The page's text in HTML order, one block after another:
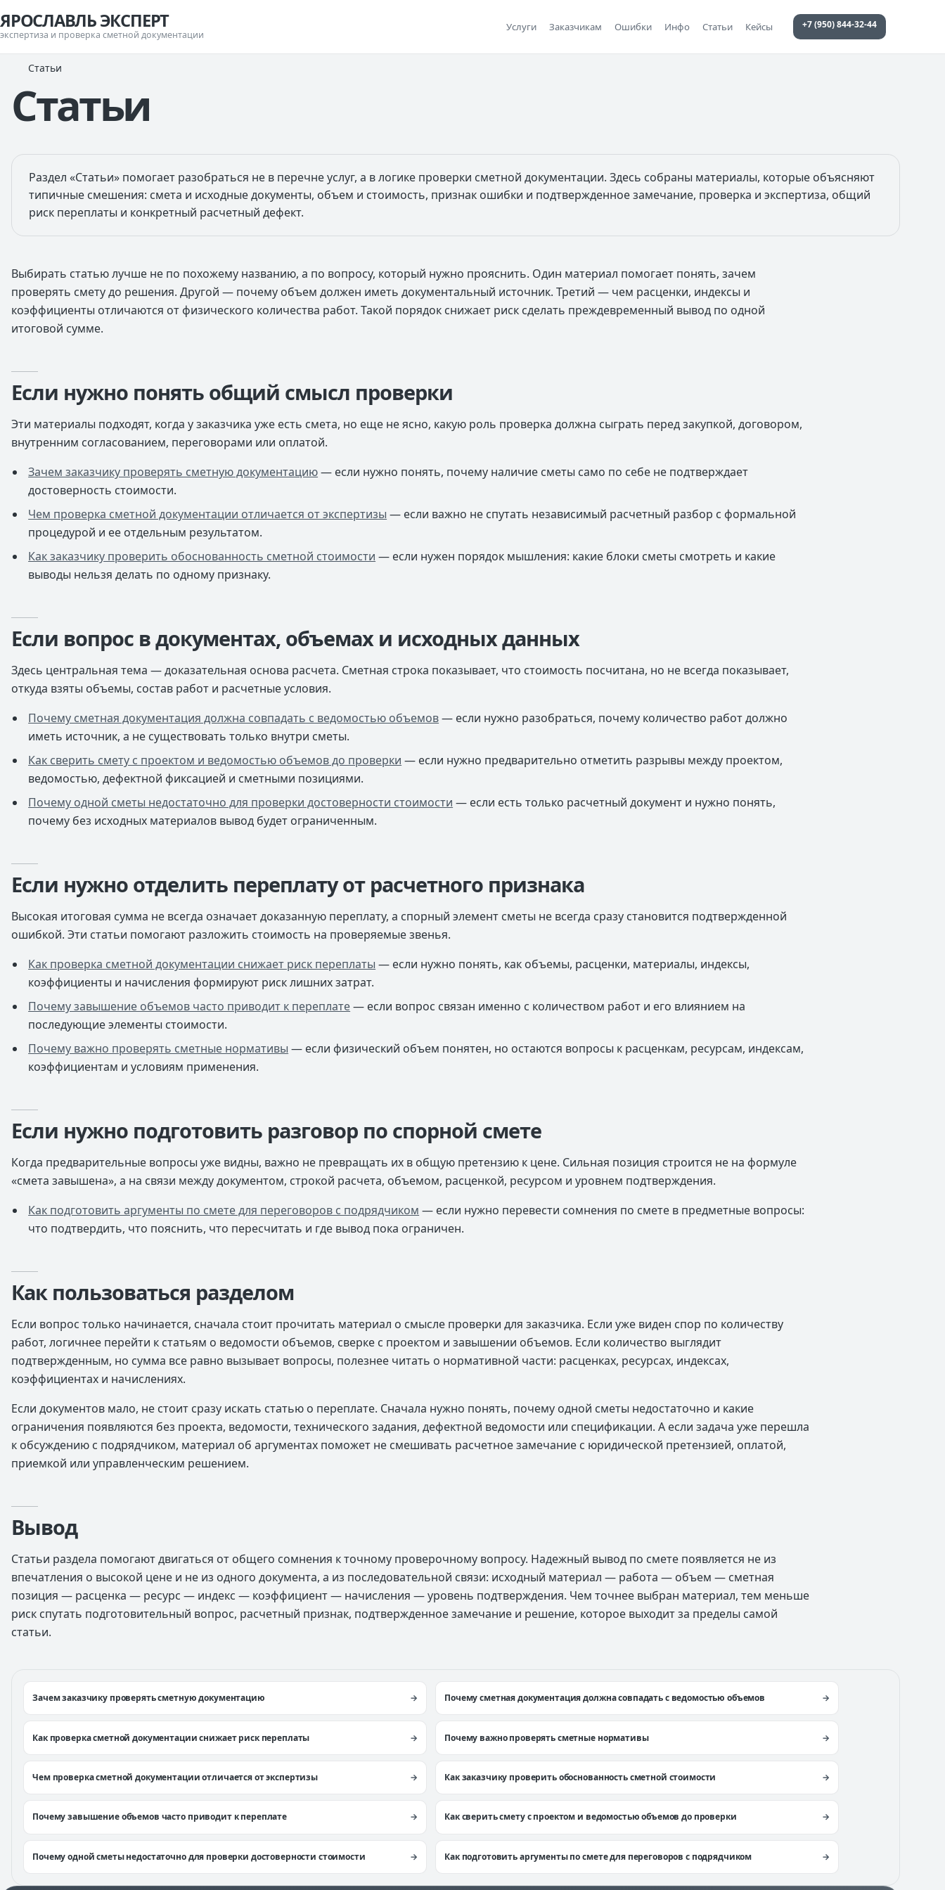
ЯРОСЛАВЛЬ ЭКСПЕРТ
экспертиза и проверка сметной документации
Услуги Заказчикам Ошибки Инфо Статьи Кейсы +7 (950) 844-32-44
Статьи
Статьи
Раздел «Статьи» помогает разобраться не в перечне услуг, а в логике проверки сметной документации. Здесь собраны материалы, которые объясняют
типичные смешения: смета и исходные документы, объем и стоимость, признак ошибки и подтвержденное замечание, проверка и экспертиза, общий
риск переплаты и конкретный расчетный дефект.
Выбирать статью лучше не по похожему названию, а по вопросу, который нужно прояснить. Один материал помогает понять, зачем
проверять смету до решения. Другой — почему объем должен иметь документальный источник. Третий — чем расценки, индексы и
коэффициенты отличаются от физического количества работ. Такой порядок снижает риск сделать преждевременный вывод по одной
итоговой сумме.
Если нужно понять общий смысл проверки
Эти материалы подходят, когда у заказчика уже есть смета, но еще не ясно, какую роль проверка должна сыграть перед закупкой, договором,
внутренним согласованием, переговорами или оплатой.
Зачем заказчику проверять сметную документацию— если нужно понять, почему наличие сметы само по себе не подтверждает
достоверность стоимости.
Чем проверка сметной документации отличается от экспертизы — если важно не спутать независимый расчетный разбор с формальной
процедурой и ее отдельным результатом.
Как заказчику проверить обоснованность сметной стоимости — если нужен порядок мышления: какие блоки сметы смотреть и какие
выводы нельзя делать по одному признаку.
Если вопрос в документах, объемах и исходных данных
Здесь центральная тема — доказательная основа расчета. Сметная строка показывает, что стоимость посчитана, но не всегда показывает,
откуда взяты объемы, состав работ и расчетные условия.
Почему сметная документация должна совпадать с ведомостью объемов— если нужно разобраться, почему количество работ должно
иметь источник, а не существовать только внутри сметы.
Как сверить смету с проектом и ведомостью объемов до проверки — если нужно предварительно отметить разрывы между проектом,
ведомостью, дефектной фиксацией и сметными позициями.
Почему одной сметы недостаточно для проверки достоверности стоимости — если есть только расчетный документ и нужно понять,
почему без исходных материалов вывод будет ограниченным.
Если нужно отделить переплату от расчетного признака
Высокая итоговая сумма не всегда означает доказанную переплату, а спорный элемент сметы не всегда сразу становится подтвержденной
ошибкой. Эти статьи помогают разложить стоимость на проверяемые звенья.
Как проверка сметной документации снижает риск переплаты — если нужно понять, как объемы, расценки, материалы, индексы,
коэффициенты и начисления формируют риск лишних затрат.
Почему завышение объемов часто приводит к переплате— если вопрос связан именно с количеством работ и его влиянием на
последующие элементы стоимости.
Почему важно проверять сметные нормативы — если физический объем понятен, но остаются вопросы к расценкам, ресурсам, индексам,
коэффициентам и условиям применения.
Если нужно подготовить разговор по спорной смете
Когда предварительные вопросы уже видны, важно не превращать их в общую претензию к цене. Сильная позиция строится не на формуле
«смета завышена», а на связи между документом, строкой расчета, объемом, расценкой, ресурсом и уровнем подтверждения.
Как подготовить аргументы по смете для переговоров с подрядчиком — если нужно перевести сомнения по смете в предметные вопросы:
что подтвердить, что пояснить, что пересчитать и где вывод пока ограничен.
Как пользоваться разделом
Если вопрос только начинается, сначала стоит прочитать материал о смысле проверки для заказчика. Если уже виден спор по количеству
работ, логичнее перейти к статьям о ведомости объемов, сверке с проектом и завышении объемов. Если количество выглядит
подтвержденным, но сумма все равно вызывает вопросы, полезнее читать о нормативной части: расценках, ресурсах, индексах,
коэффициентах и начислениях.
Если документов мало, не стоит сразу искать статью о переплате. Сначала нужно понять, почему одной сметы недостаточно и какие
ограничения появляются без проекта, ведомости, технического задания, дефектной ведомости или спецификации. А если задача уже перешла
к обсуждению с подрядчиком, материал об аргументах поможет не смешивать расчетное замечание с юридической претензией, оплатой,
приемкой или управленческим решением.
Вывод
Статьи раздела помогают двигаться от общего сомнения к точному проверочному вопросу. Надежный вывод по смете появляется не из
впечатления о высокой цене и не из одного документа, а из последовательной связи: исходный материал — работа — объем — сметная
позиция — расценка — ресурс — индекс — коэффициент — начисления — уровень подтверждения. Чем точнее выбран материал, тем меньше
риск спутать подготовительный вопрос, расчетный признак, подтвержденное замечание и решение, которое выходит за пределы самой
статьи.
Зачем заказчику проверять сметную документацию Почему сметная документация должна совпадать с ведомостью объемов
Как проверка сметной документации снижает риск переплаты Почему важно проверять сметные нормативы
Чем проверка сметной документации отличается от экспертизы Как заказчику проверить обоснованность сметной стоимости
Почему завышение объемов часто приводит к переплате Как сверить смету с проектом и ведомостью объемов до проверки
Почему одной сметы недостаточно для проверки достоверности стоимости Как подготовить аргументы по смете для переговоров с подрядчиком